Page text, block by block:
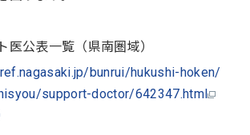
医公表一覧（県南圏域）
bunrui/hukushi-hoken/
support-doctor/642347.html